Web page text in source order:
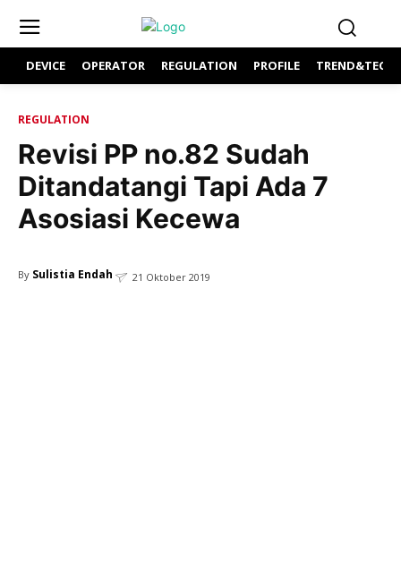
DEVICE OPERATOR REGULATION PROFILE
REGULATION
Revisi PP no.82 Sudah
Ditandatangi Tapi Ada 7
Asosiasi Kecewa
By Sulistia Endah 21 Oktober 2019